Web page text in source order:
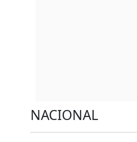
NACIONAL